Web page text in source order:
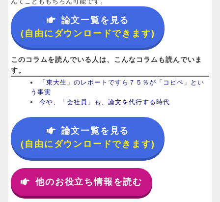
論文一覧を見る
(自由にダウンロードできます)
このコラムを読んでいる人は、こんなコラムも読んでいま
す。
「東大生」のレポートですら７５％が「コピペ」とい
う事実
今や、「会社員」も、論文を代行する時代
論文一覧を見る
(自由にダウンロードできます)
他のお役立ち情報を読む